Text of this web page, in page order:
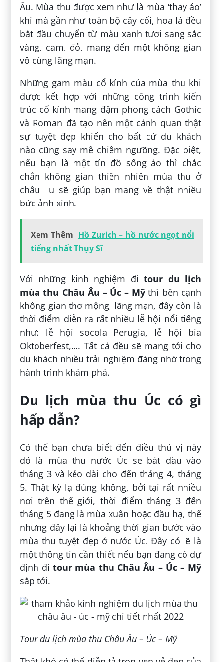
Âu. Mùa thu được xem như là mùa ‘thay áo’
khi mà gần như toàn bộ cây cối, hoa lá đều
bắt đầu chuyển từ màu xanh tươi sang sắc
vàng, cam, đỏ, mang đến một không gian
vô cùng lãng mạn.
Những gam màu cổ kính của mùa thu khi
được kết hợp với những công trình kiến
trúc cổ kính mang đậm phong cách Gothic
và Roman đã tạo nên một cảnh quan thật
sự tuyệt đẹp khiến cho bất cứ du khách
nào cũng say mê chiêm ngưỡng. Đặc biệt,
nếu bạn là một tín đồ sống ảo thì chắc
chắn không gian thiên nhiên mùa thu ở
châu u sẽ giúp bạn mang về thật nhiều
bức ảnh xinh.
Xem Thêm Hồ Zurich – hồ nước ngọt nổi
tiếng nhất Thụy Sĩ
Với những kinh nghiệm đitour du lịch
mùa thu Châu Âu – Úc – Mỹ thì bên cạnh
không gian thơ mộng, lãng mạn, đây còn là
thời điểm diễn ra rất nhiều lễ hội nổi tiếng
như: lễ hội socola Perugia, lễ hội bia
Oktoberfest,…. Tất cả đều sẽ mang tới cho
du khách nhiều trải nghiệm đáng nhớ trong
hành trình khám phá.
Du lịch mùa thu Úc có gì
hấp dẫn?
Có thể bạn chưa biết đến điều thú vị này
đó là mùa thu nước Úc sẽ bắt đầu vào
tháng 3 và kéo dài cho đến tháng 4, tháng
5. Thật kỳ lạ đúng không, bởi tại rất nhiều
nơi trên thế giới, thời điểm tháng 3 đến
tháng 5 đang là mùa xuân hoặc đầu hạ, thế
nhưng đây lại là khoảng thời gian bước vào
mùa thu tuyệt đẹp ở nước Úc. Đây có lẽ là
một thông tin cần thiết nếu bạn đang có dự
định đi tour mùa thu Châu Âu – Úc – Mỹ
sắp tới.
Tour du lịch mùa thu Châu Âu – Úc – Mỹ